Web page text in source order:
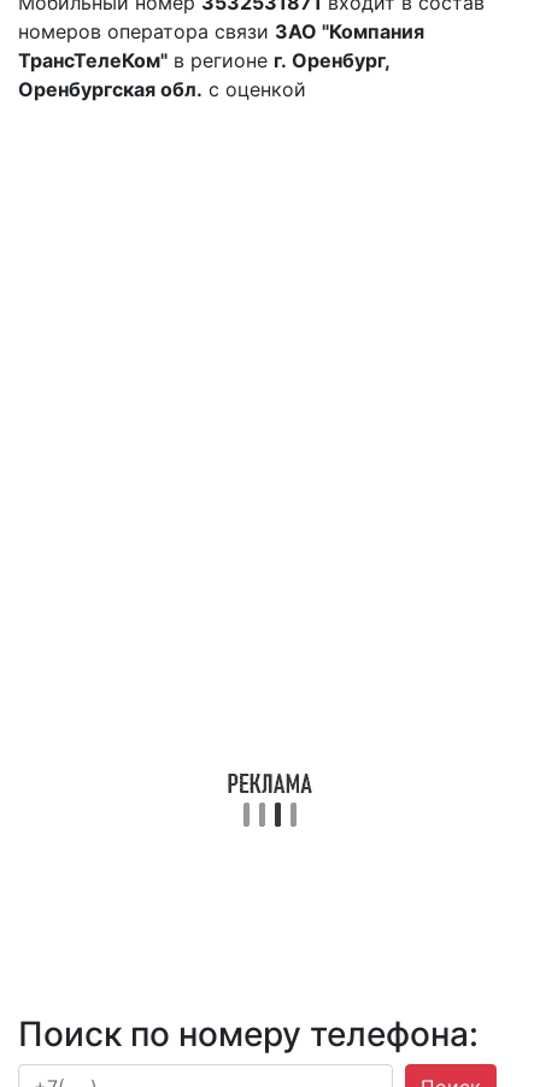
номеров оператора связи ЗАО "Компания
ТрансТелеКом" в регионе г. Оренбург,
Оренбургская обл. с оценкой
Поиск по номеру телефона: